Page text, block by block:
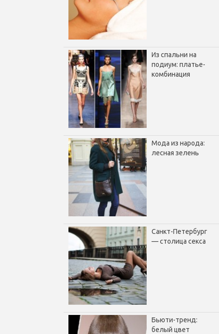
Из спальни на
подиум: платье-
комбинация
Мода из народа:
лесная зелень
Санкт-Петербург
— столица секса
Бьюти-тренд:
белый цвет